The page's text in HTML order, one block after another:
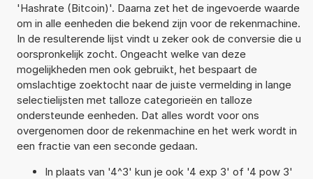
'Hashrate (Bitcoin)'. Daarna zet het de ingevoerde waarde
om in alle eenheden die bekend zijn voor de rekenmachine.
In de resulterende lijst vindt u zeker ook de conversie die u
oorspronkelijk zocht. Ongeacht welke van deze
mogelijkheden men ook gebruikt, het bespaart de
omslachtige zoektocht naar de juiste vermelding in lange
selectielijsten met talloze categorieën en talloze
ondersteunde eenheden. Dat alles wordt voor ons
overgenomen door de rekenmachine en het werk wordt in
een fractie van een seconde gedaan.
In plaats van '4^3' kun je ook '4 exp 3' of '4 pow 3'